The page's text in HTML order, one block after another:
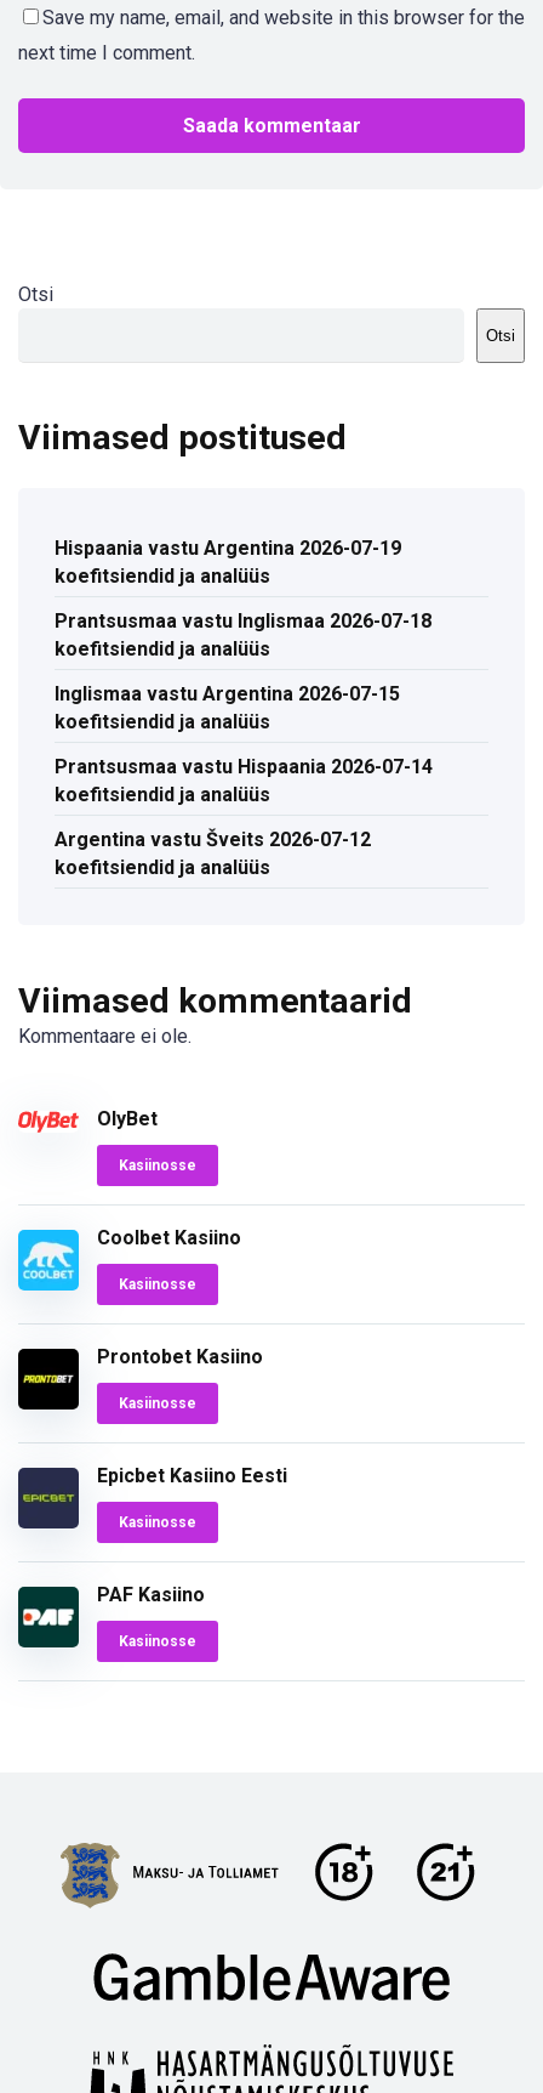
Save my name, email, and website in this browser for the
next time I comment.
Otsi
Otsi
Viimased postitused
Hispaania vastu Argentina 2026-07-19
koefitsiendid ja analüüs
Prantsusmaa vastu Inglismaa 2026-07-18
koefitsiendid ja analüüs
Inglismaa vastu Argentina 2026-07-15
koefitsiendid ja analüüs
Prantsusmaa vastu Hispaania 2026-07-14
koefitsiendid ja analüüs
Argentina vastu Šveits 2026-07-12
koefitsiendid ja analüüs
Viimased kommentaarid
Kommentaare ei ole.
OlyBet
Kasiinosse
Coolbet Kasiino
Kasiinosse
Prontobet Kasiino
Kasiinosse
Epicbet Kasiino Eesti
Kasiinosse
PAF Kasiino
Kasiinosse